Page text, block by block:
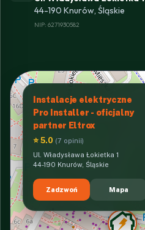
44-190 Knurów, Śląskie
NIP: 6271930582
Instalacje elektryczne
Pro Installer - oficjalny
partner Eltrox
⭐ 5.0 (7 opinii)
Ul. Władysława Łokietka 1
44-190 Knurów, Śląskie
Zadzwoń Mapa